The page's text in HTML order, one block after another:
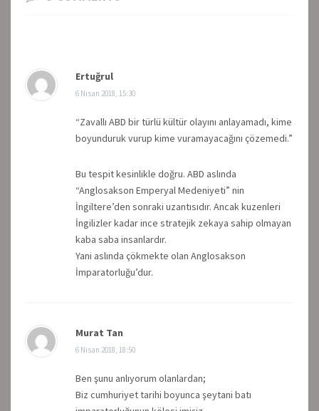
Ertuğrul
6 Nisan 2018, 15:30
“Zavallı ABD bir türlü kültür olayını anlayamadı, kime
boyunduruk vurup kime vuramayacağını çözemedi.”
Bu tespit kesinlikle doğru. ABD aslında
“Anglosakson Emperyal Medeniyeti” nin
İngiltere’den sonraki uzantısıdır. Ancak kuzenleri
İngilizler kadar ince stratejik zekaya sahip olmayan
kaba saba insanlardır.
Yani aslında çökmekte olan Anglosakson
İmparatorluğu’dur.
Murat Tan
6 Nisan 2018, 18:50
Ben şunu anlıyorum olanlardan;
Biz cumhuriyet tarihi boyunca şeytani batı